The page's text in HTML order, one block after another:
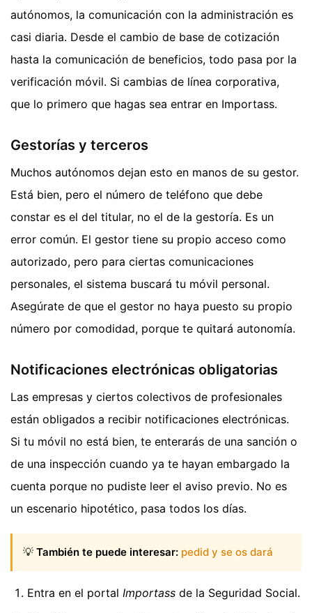
autónomos, la comunicación con la administración es
casi diaria. Desde el cambio de base de cotización
hasta la comunicación de beneficios, todo pasa por la
verificación móvil. Si cambias de línea corporativa,
que lo primero que hagas sea entrar en Importass.
Gestorías y terceros
Muchos autónomos dejan esto en manos de su gestor.
Está bien, pero el número de teléfono que debe
constar es el del titular, no el de la gestoría. Es un
error común. El gestor tiene su propio acceso como
autorizado, pero para ciertas comunicaciones
personales, el sistema buscará tu móvil personal.
Asegúrate de que el gestor no haya puesto su propio
número por comodidad, porque te quitará autonomía.
Notificaciones electrónicas obligatorias
Las empresas y ciertos colectivos de profesionales
están obligados a recibir notificaciones electrónicas.
Si tu móvil no está bien, te enterarás de una sanción o
de una inspección cuando ya te hayan embargado la
cuenta porque no pudiste leer el aviso previo. No es
un escenario hipotético, pasa todos los días.
💡 También te puede interesar: pedid y se os dará
Entra en el portal Importass de la Seguridad Social.